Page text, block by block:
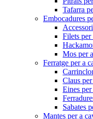
Tafarra
Embocadures
Filets per
Mos per
Ferratge per a
Claus
Eines
Sabates
Mantes per a